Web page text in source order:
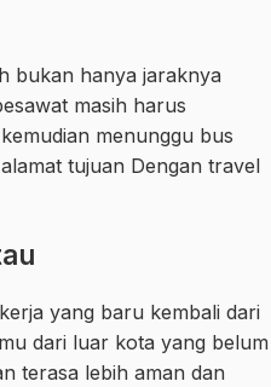
bukan hanya jaraknya
masih harus
menunggu bus
tujuan Dengan travel
yang baru kembali dari
dari luar kota yang belum
terasa lebih aman dan